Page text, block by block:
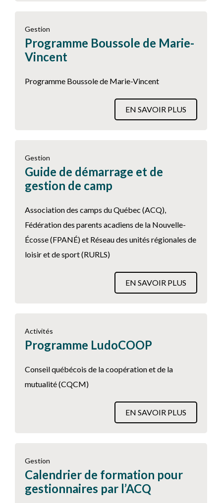
Gestion
Programme Boussole de Marie-
Vincent
Programme Boussole de Marie-Vincent
EN SAVOIR PLUS
Gestion
Guide de démarrage et de
gestion de camp
Association des camps du Québec (ACQ),
Fédération des parents acadiens de la Nouvelle-
Écosse (FPANÉ) et Réseau des unités régionales de
loisir et de sport (RURLS)
EN SAVOIR PLUS
Activités
Programme LudoCOOP
Conseil québécois de la coopération et de la
mutualité (CQCM)
EN SAVOIR PLUS
Gestion
Calendrier de formation pour
gestionnaires par l’ACQ